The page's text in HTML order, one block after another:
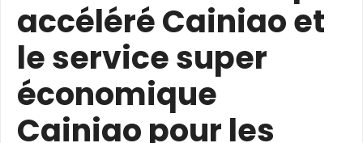
accéléré Cainiao et
le service super
économique
Cainiao pour les